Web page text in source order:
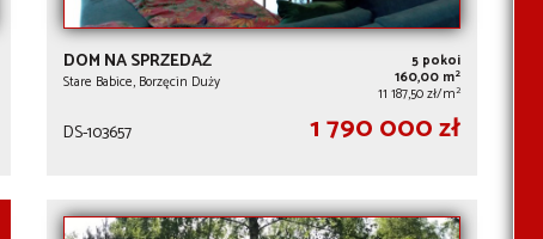
DOM NA SPRZEDAŻ
Stare Babice, Borzęcin Duży
5 pokoi
160,00 m2
11 187,50 zł/m2
DS-103657 1 790 000 zł